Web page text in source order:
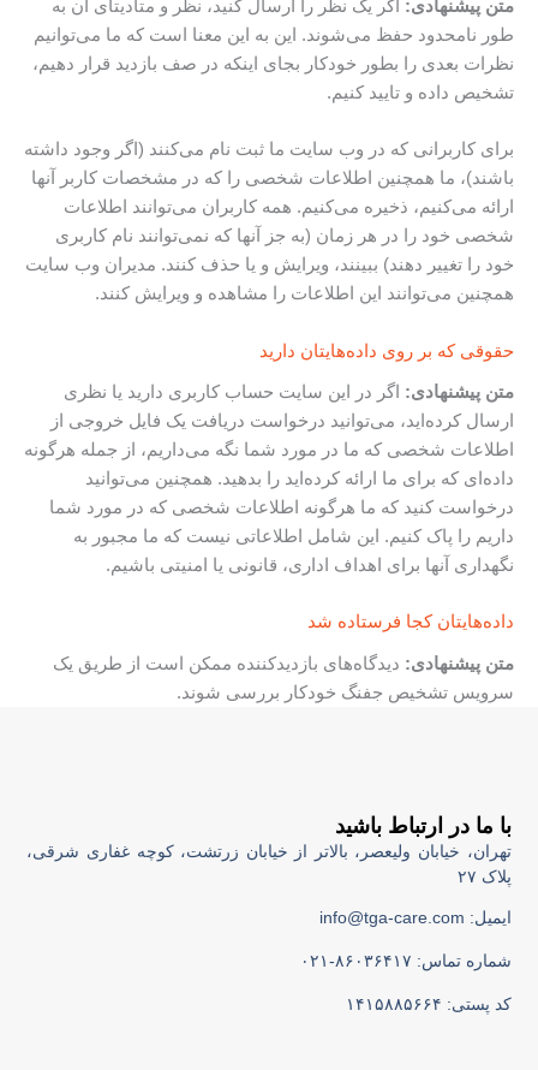
متن پیشنهادی: اگر یک نظر را ارسال کنید، نظر و متادیتای آن به
طور نامحدود حفظ می‌شوند. این به این معنا است که ما می‌توانیم
نظرات بعدی را بطور خودکار بجای اینکه در صف بازدید قرار دهیم،
تشخیص داده و تایید کنیم.
برای کاربرانی که در وب سایت ما ثبت نام می‌کنند (اگر وجود داشته
باشند)، ما همچنین اطلاعات شخصی را که در مشخصات کاربر آنها
ارائه می‌کنیم، ذخیره می‌کنیم. همه کاربران می‌توانند اطلاعات
شخصی خود را در هر زمان (به جز آنها که نمی‌توانند نام کاربری
خود را تغییر دهند) ببینند، ویرایش و یا حذف کنند. مدیران وب سایت
همچنین می‌توانند این اطلاعات را مشاهده و ویرایش کنند.
حقوقی که بر روی داده‌هایتان دارید
متن پیشنهادی: اگر در این سایت حساب کاربری دارید یا نظری
ارسال کرده‌اید، می‌توانید درخواست دریافت یک فایل خروجی از
اطلاعات شخصی که ما در مورد شما نگه می‌داریم، از جمله هرگونه
داده‌ای که برای ما ارائه کرده‌اید را بدهید. همچنین می‌توانید
درخواست کنید که ما هرگونه اطلاعات شخصی که در مورد شما
داریم را پاک کنیم. این شامل اطلاعاتی نیست که ما مجبور به
نگهداری آنها برای اهداف اداری، قانونی یا امنیتی باشیم.
داده‌هایتان کجا فرستاده شد
متن پیشنهادی: دیدگاه‌های بازدیدکننده ممکن است از طریق یک
سرویس تشخیص جفنگ خودکار بررسی شوند.
با ما در ارتباط باشید
تهران، خیابان ولیعصر، بالاتر از خیابان زرتشت، کوچه غفاری شرقی،
پلاک ۲۷
ایمیل: info@tga-care.com
شماره تماس: ۸۶۰۳۶۴۱۷-۰۲۱
کد پستی: ۱۴۱۵۸۸۵۶۶۴